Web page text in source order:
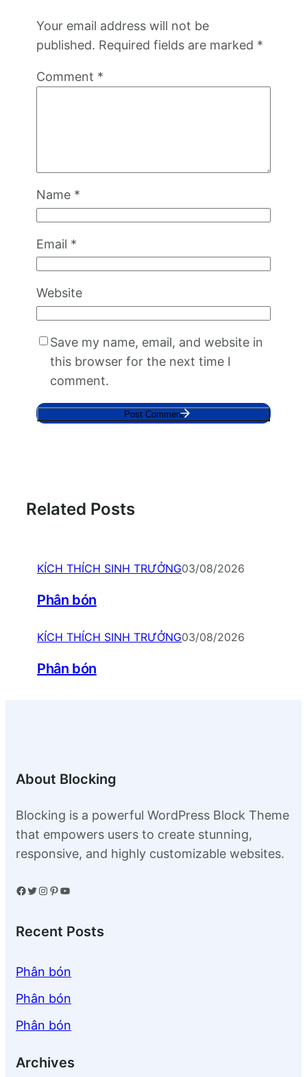
Your email address will not be
published. Required fields are marked *
Comment *
Name *
Email *
Website
Save my name, email, and website in
this browser for the next time I
comment.
Related Posts
KÍCH THÍCH SINH TRƯỞNG03/08/2026
Phân bón
KÍCH THÍCH SINH TRƯỞNG03/08/2026
Phân bón
About Blocking
Blocking is a powerful WordPress Block Theme
that empowers users to create stunning,
responsive, and highly customizable websites.
Facebook Twitter Instagram Pinterest YouTube
Recent Posts
Phân bón
Phân bón
Phân bón
Archives